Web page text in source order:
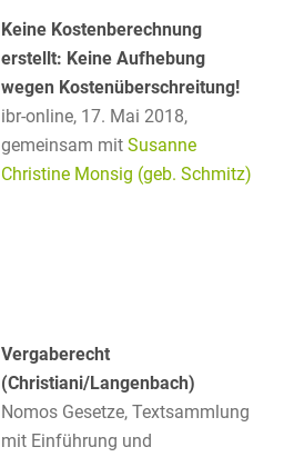
Keine Kostenberechnung
erstellt: Keine Aufhebung
wegen Kostenüberschreitung!
ibr-online, 17. Mai 2018,
gemeinsam mit Susanne
Christine Monsig (geb. Schmitz)
Vergaberecht
(Christiani/Langenbach)
Nomos Gesetze, Textsammlung
mit Einführung und